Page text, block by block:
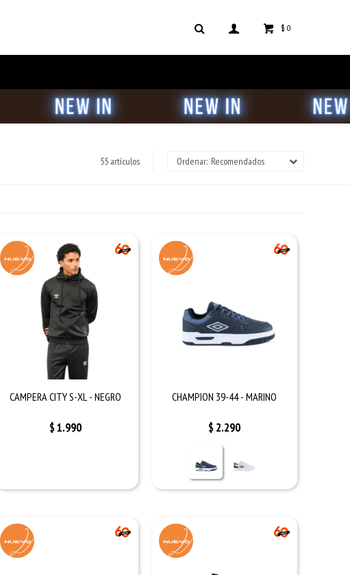
$ 0
55 artículos Recomendados
CAMPERA CITY S-XL - NEGRO
$ 1.990
CHAMPION 39-44 - MARINO
$ 2.290